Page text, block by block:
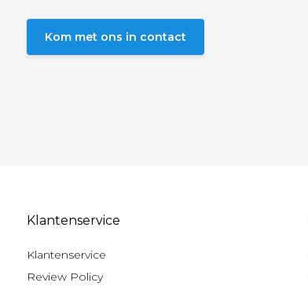
Kom met ons in contact
Klantenservice
Klantenservice
Review Policy